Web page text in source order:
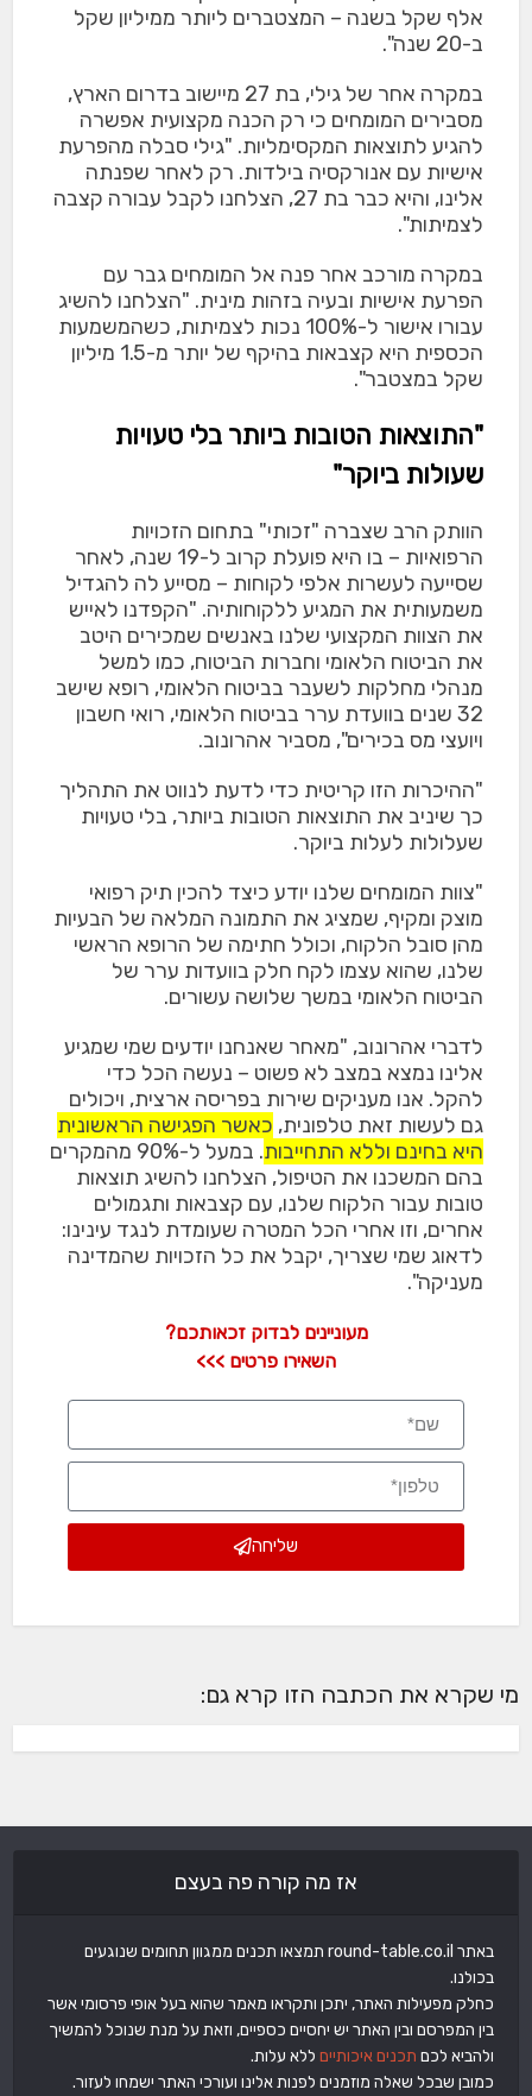
אלף שקל בשנה – המצטברים ליותר ממיליון שקל
ב-20 שנה".
במקרה אחר של גילי, בת 27 מיישוב בדרום הארץ,
מסבירים המומחים כי רק הכנה מקצועית אפשרה
להגיע לתוצאות המקסימליות. "גילי סבלה מהפרעת
אישיות עם אנורקסיה בילדות. רק לאחר שפנתה
אלינו, והיא כבר בת 27, הצלחנו לקבל עבורה קצבה
לצמיתות".
במקרה מורכב אחר פנה אל המומחים גבר עם
הפרעת אישיות ובעיה בזהות מינית. "הצלחנו להשיג
עבורו אישור ל-100% נכות לצמיתות, כשהמשמעות
הכספית היא קצבאות בהיקף של יותר מ-1.5 מיליון
שקל במצטבר".
"התוצאות הטובות ביותר בלי טעויות
שעולות ביוקר"
הוותק הרב שצברה "זכותי" בתחום הזכויות
הרפואיות – בו היא פועלת קרוב ל-19 שנה, לאחר
שסייעה לעשרות אלפי לקוחות – מסייע לה להגדיל
משמעותית את המגיע ללקוחותיה. "הקפדנו לאייש
את הצוות המקצועי שלנו באנשים שמכירים היטב
את הביטוח הלאומי וחברות הביטוח, כמו למשל
מנהלי מחלקות לשעבר בביטוח הלאומי, רופא שישב
32 שנים בוועדת ערר בביטוח הלאומי, רואי חשבון
ויועצי מס בכירים", מסביר אהרונוב.
"ההיכרות הזו קריטית כדי לדעת לנווט את התהליך
כך שיניב את התוצאות הטובות ביותר, בלי טעויות
שעלולות לעלות ביוקר.
"צוות המומחים שלנו יודע כיצד להכין תיק רפואי
מוצק ומקיף, שמציג את התמונה המלאה של הבעיות
מהן סובל הלקוח, וכולל חתימה של הרופא הראשי
שלנו, שהוא עצמו לקח חלק בוועדות ערר של
הביטוח הלאומי במשך שלושה עשורים.
לדברי אהרונוב, "מאחר שאנחנו יודעים שמי שמגיע
אלינו נמצא במצב לא פשוט – נעשה הכל כדי
להקל. אנו מעניקים שירות בפריסה ארצית, ויכולים
גם לעשות זאת טלפונית, כאשר הפגישה הראשונית
היא בחינם וללא התחייבות
. במעל ל-90% מהמקרים
בהם המשכנו את הטיפול, הצלחנו להשיג תוצאות
טובות עבור הלקוח שלנו, עם קצבאות ותגמולים
אחרים, וזו אחרי הכל המטרה שעומדת לנגד עינינו:
לדאוג שמי שצריך, יקבל את כל הזכויות שהמדינה
מעניקה".
מעוניינים לבדוק זכאותכם?
השאירו פרטים >>>
שליחה
מי שקרא את הכתבה הזו קרא גם:
אז מה קורה פה בעצם
באתר round-table.co.il תמצאו תכנים ממגוון תחומים שנוגעים
בכולנו.
כחלק מפעילות האתר, יתכן ותקראו מאמר שהוא בעל אופי פרסומי אשר
בין המפרסם ובין האתר יש יחסיים כספיים, וזאת על מנת שנוכל להמשיך
ולהביא לכם תכנים איכותיים ללא עלות.
כמובן שבכל שאלה מוזמנים לפנות אלינו ועורכי האתר ישמחו לעזור.